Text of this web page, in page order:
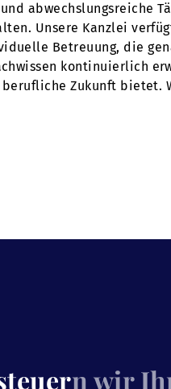
abwechslungsreiche
Unsere Kanzlei
Betreuung, die
kontinuierlich
Zukunft bietet.
n wir